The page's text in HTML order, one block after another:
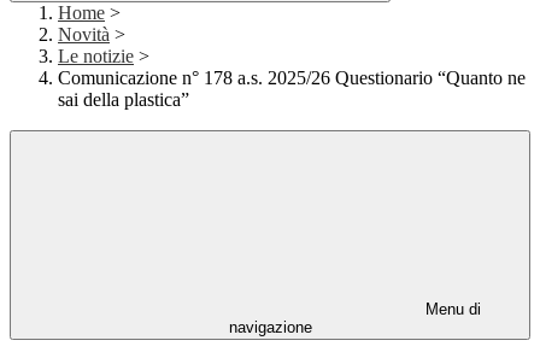
Home >
Novità >
Le notizie >
Comunicazione n° 178 a.s. 2025/26 Questionario “Quanto ne
sai della plastica”
Menu di
navigazione